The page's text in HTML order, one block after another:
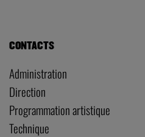
CONTACTS
Administration
Direction
Programmation artistique
Technique